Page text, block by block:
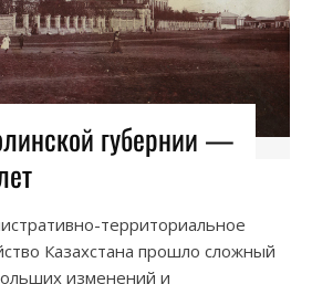
губернии —
территориальное
Казахстана прошло сложный
изменений и